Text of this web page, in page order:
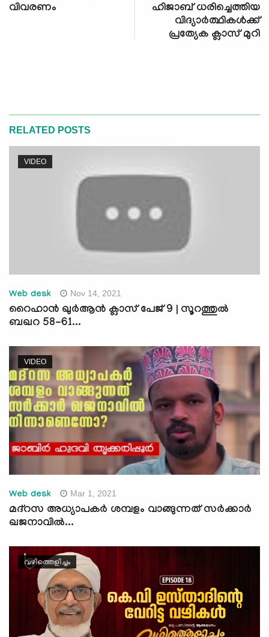
വിവരണം
ഹിജാബ് ധരിച്ചെത്തിയ
വിദ്യാര്‍ത്ഥികള്‍ക്ക്
പ്രത്യേക ക്ലാസ് മുറി
RELATED POSTS
VIDEO
Web desk Nov 14, 2021
റൈഹാന്‍ ഖുര്‍ആന്‍ ക്ലാസ് പേജ് 9 | സൂറത്തുല്‍
ബഖറ 58-61...
VIDEO
Web desk Mar 1, 2021
മദ്‌റസ അധ്യാപകര്‍ ശമ്പളം വാങ്ങുന്നത് സര്‍ക്കാര്‍
ഖജനാവില്‍...
വഴിത്തെളിച്ചം